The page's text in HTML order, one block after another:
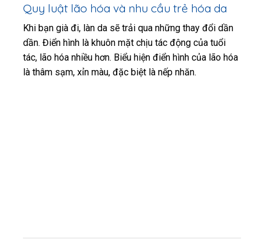
Quy luật lão hóa và nhu cầu trẻ hóa da
Khi bạn già đi, làn da sẽ trải qua những thay đổi dần
dần. Điển hình là khuôn mặt chịu tác động của tuổi
tác, lão hóa nhiều hơn. Biểu hiện điển hình của lão hóa
là thâm sạm, xỉn màu, đặc biệt là nếp nhăn.